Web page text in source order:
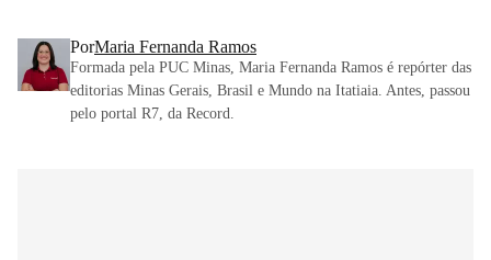
PorMaria Fernanda Ramos
Formada pela PUC Minas, Maria Fernanda Ramos é repórter das
editorias Minas Gerais, Brasil e Mundo na Itatiaia. Antes, passou
pelo portal R7, da Record.